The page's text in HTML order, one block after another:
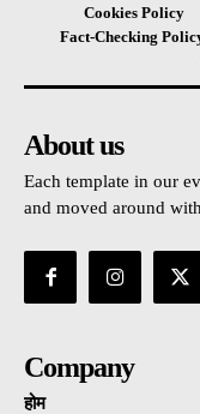
Cookies Policy
Fact-Checking
About us
Each template in our
and moved around
Company
होम